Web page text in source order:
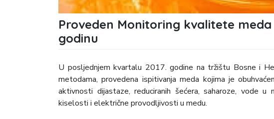
Proveden Monitoring kvalitete meda
godinu
U posljednjem kvartalu 2017. godine na tržištu Bosne i
metodama, provedena ispitivanja meda kojima je
aktivnosti dijastaze, reduciranih šećera, saharoze, vode
kiselosti i električne provodljivosti u medu.